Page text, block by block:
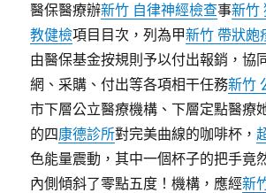
醫保醫療辦新竹 自律神經檢查事新竹
教健檢項目目次，列為甲新竹 帶狀皰
由醫保基金按規則予以付出報銷，協
網、采購、付出等各項相干任務新竹
市下層公立醫療機構、下層定點醫療
的四康德診所對完美曲線的咖啡杯，
色能量震動，其中一個杯子的把手竟
內側傾斜了零點五度！機構，應經新